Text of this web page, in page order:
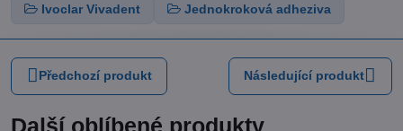
Ivoclar Vivadent Jednokroková adheziva
Předchozí produkt Následující produkt
Další oblíbené produkty